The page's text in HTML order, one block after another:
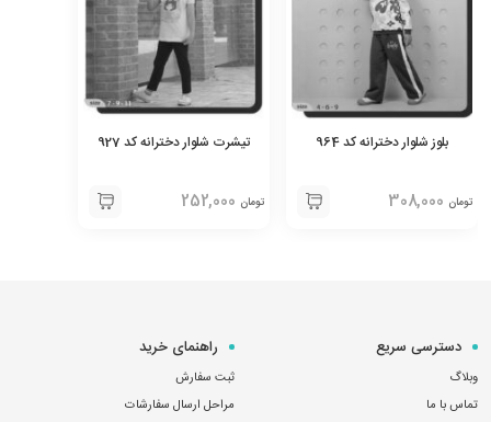
بلوز شلوار دخترانه کد 964
تومان
تیشرت شلوار دخترانه کد 927
تومان
دسترسی سریع
وبلاگ
تماس با ما
راهنمای خرید
ثبت سفارش
مراحل ارسال سفارشات